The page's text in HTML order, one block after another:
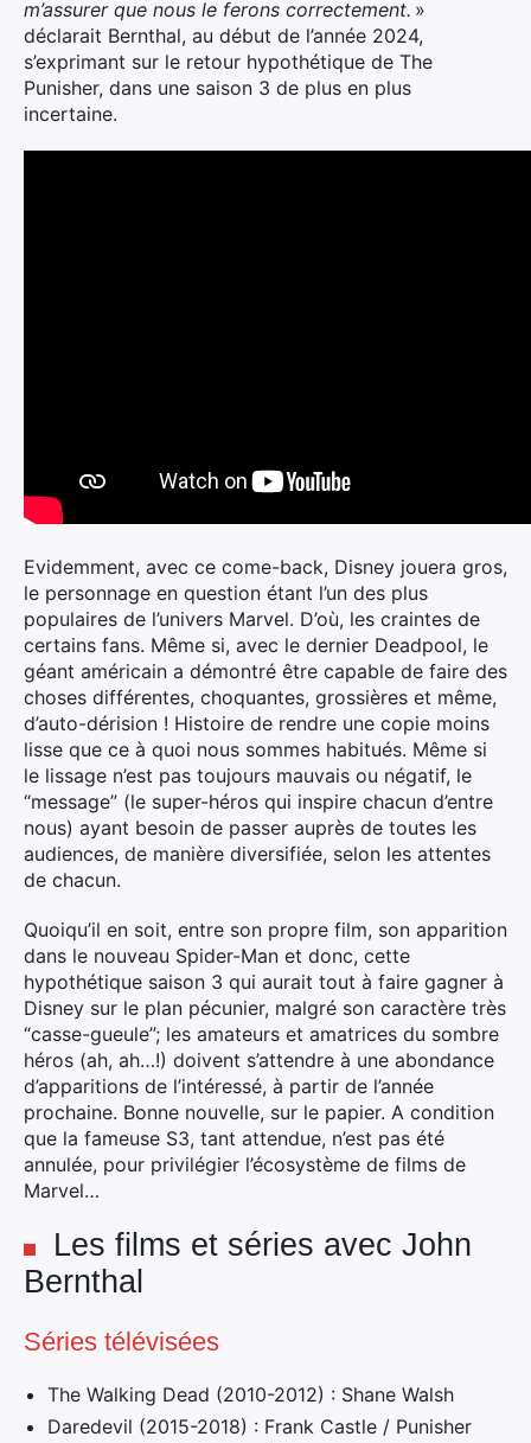
m’assurer que nous le ferons correctement. »
déclarait Bernthal, au début de l’année 2024,
s’exprimant sur le retour hypothétique de The
Punisher, dans une saison 3 de plus en plus
incertaine.
Evidemment, avec ce come-back, Disney jouera gros,
le personnage en question étant l’un des plus
populaires de l’univers Marvel. D’où, les craintes de
certains fans. Même si, avec le dernier Deadpool, le
géant américain a démontré être capable de faire des
choses différentes, choquantes, grossières et même,
d’auto-dérision ! Histoire de rendre une copie moins
lisse que ce à quoi nous sommes habitués. Même si
le lissage n’est pas toujours mauvais ou négatif, le
“message” (le super-héros qui inspire chacun d’entre
nous) ayant besoin de passer auprès de toutes les
audiences, de manière diversifiée, selon les attentes
de chacun.
Quoiqu’il en soit, entre son propre film, son apparition
dans le nouveau Spider-Man et donc, cette
hypothétique saison 3 qui aurait tout à faire gagner à
Disney sur le plan pécunier, malgré son caractère très
“casse-gueule”; les amateurs et amatrices du sombre
héros (ah, ah…!) doivent s’attendre à une abondance
d’apparitions de l’intéressé, à partir de l’année
prochaine. Bonne nouvelle, sur le papier. A condition
que la fameuse S3, tant attendue, n’est pas été
annulée, pour privilégier l’écosystème de films de
Marvel…
Les films et séries avec John
Bernthal
Séries télévisées
The Walking Dead (2010-2012) : Shane Walsh
Daredevil (2015-2018) : Frank Castle / Punisher